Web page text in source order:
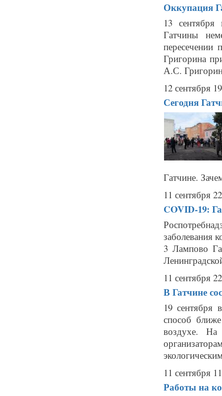
Оккупация
13
Гатчины
Григорина
А.С.
12 сентября
Сегодня
Гатчине.
11 сентября
COVID-19:
заболевания
3 Лампово
11 сентября
В Гатчине
19 сентября
способ
воздухе. На
11 сентября
Работы на